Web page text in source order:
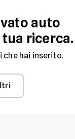
auto
ricerca.
hai inserito.